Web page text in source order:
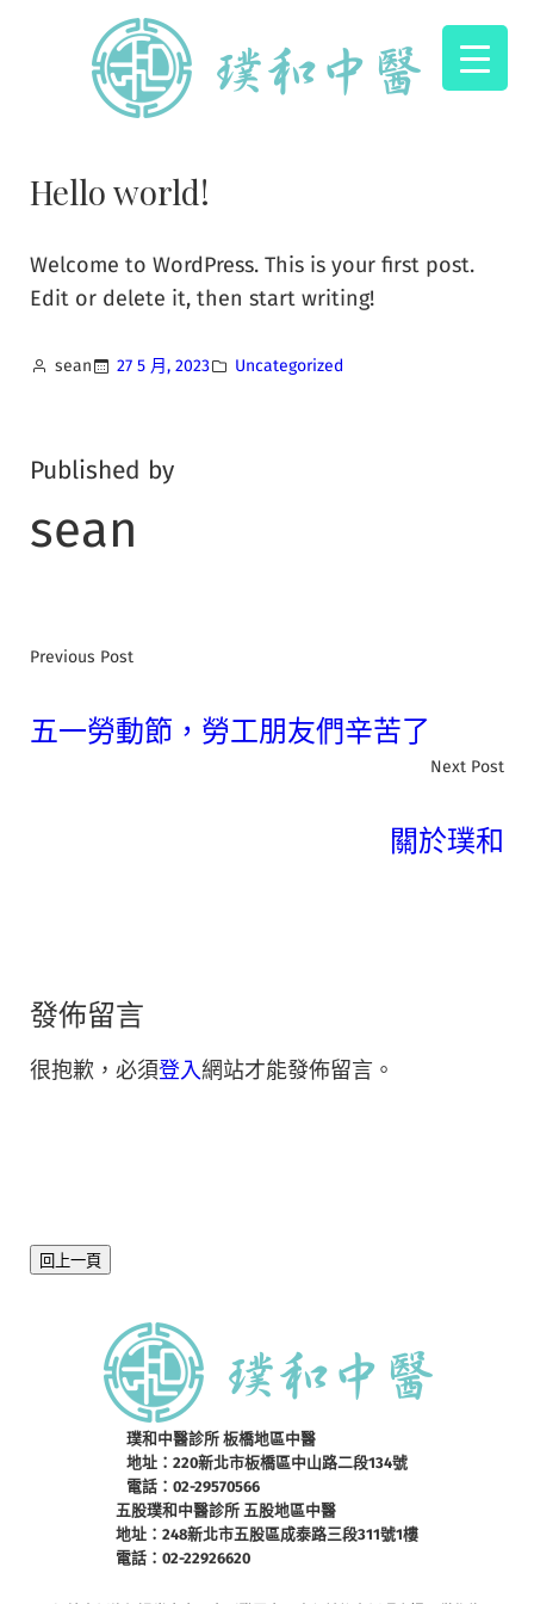
Hello world!
Welcome to WordPress. This is your first post.
Edit or delete it, then start writing!
sean 27 5 月, 2023 Uncategorized
Published by
sean
Previous Post
五一勞動節，勞工朋友們辛苦了
Next Post
關於璞和
發佈留言
很抱歉，必須登入網站才能發佈留言。
回上一頁
璞和中醫診所 板橋地區中醫
地址：220新北市板橋區中山路二段134號
電話：02-29570566
五股璞和中醫診所 五股地區中醫
地址：248新北市五股區成泰路三段311號1樓
電話：02-22926620